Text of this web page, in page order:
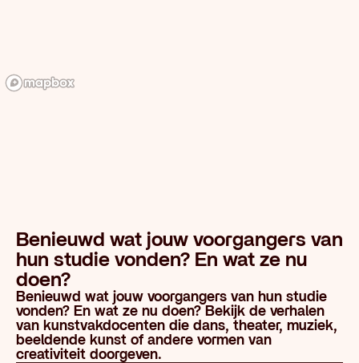
Benieuwd wat jouw voorgangers van
hun studie vonden? En wat ze nu
doen?
Benieuwd wat jouw voorgangers van hun studie
vonden? En wat ze nu doen? Bekijk de verhalen
van kunstvakdocenten die dans, theater, muziek,
beeldende kunst of andere vormen van
creativiteit doorgeven.